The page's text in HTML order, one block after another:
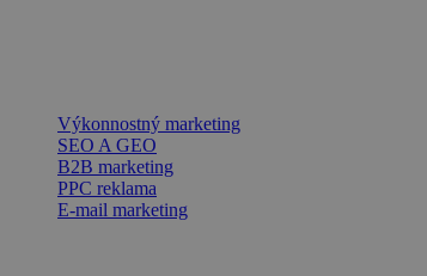
Výkonnostný marketing
SEO A GEO
B2B marketing
PPC reklama
E-mail marketing